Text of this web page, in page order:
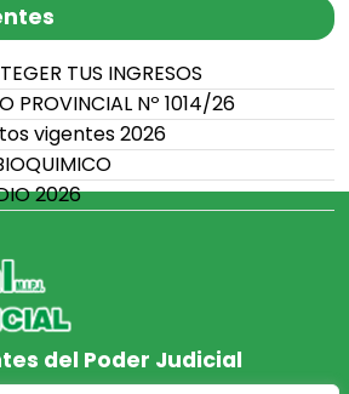
TUS INGRESOS
PROVINCIAL Nº 1014/26
vigentes 2026
2026
del Poder Judicial